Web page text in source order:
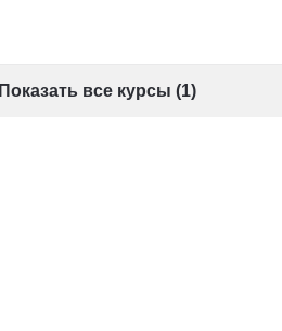
Показать все курсы (1)